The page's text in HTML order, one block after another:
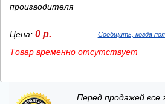
производителя
Цена: 0 р. Сообщить, когда
Товар временно отсутствует
Перед продажей все